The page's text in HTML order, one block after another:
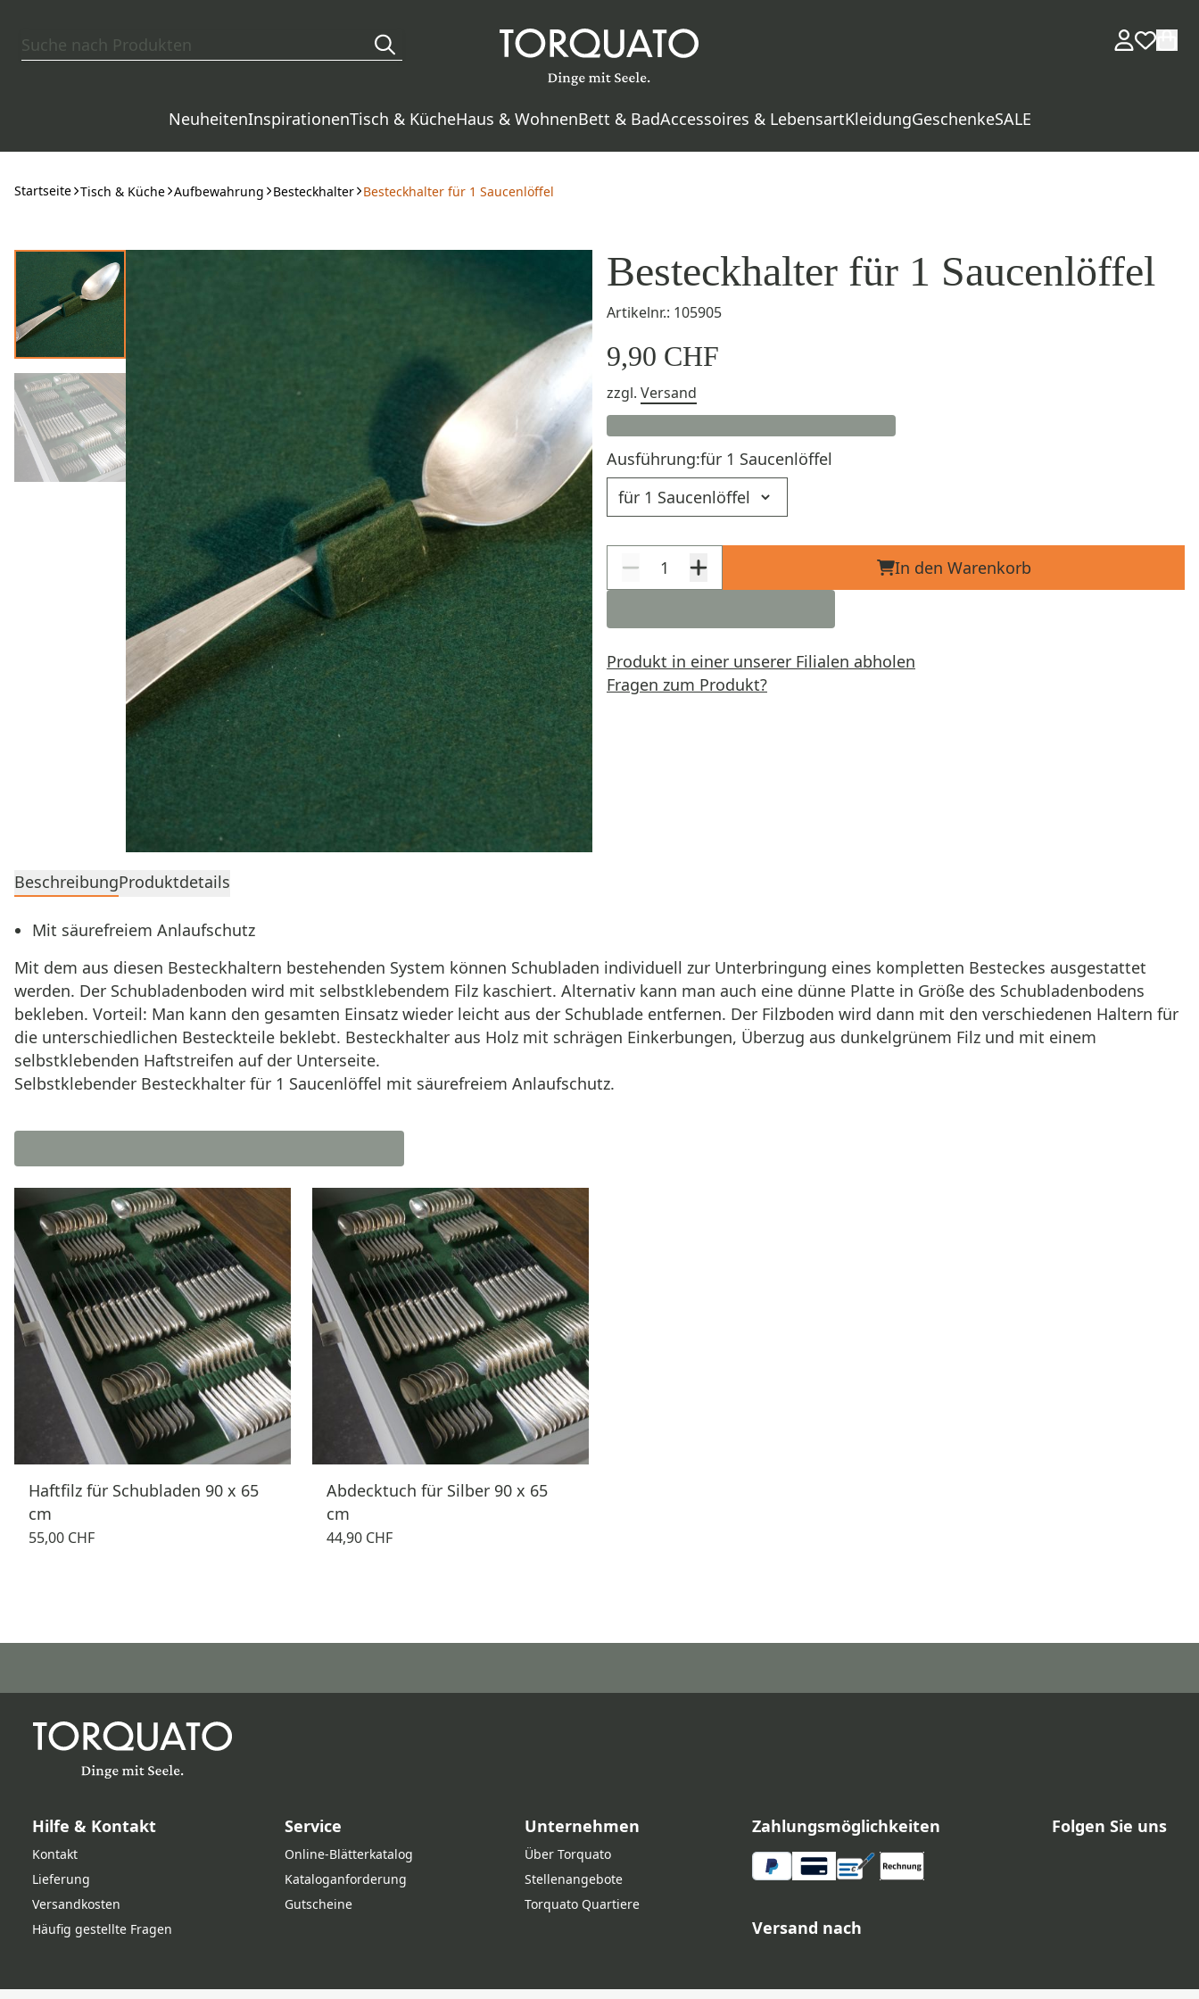
NeuheitenInspirationenTisch & KücheHaus & WohnenBett & BadAccessoires & LebensartKleidungGeschenkeSALE
Startseite Tisch & Küche Aufbewahrung Besteckhalter Besteckhalter für 1 Saucenlöffel
Besteckhalter für 1 Saucenlöffel
Artikelnr.: 105905
9,90 CHF
zzgl. Versand
Ausführung:für 1 Saucenlöffel
In den Warenkorb
Produkt in einer unserer Filialen abholen
Fragen zum Produkt?
BeschreibungProduktdetails
Mit säurefreiem Anlaufschutz
Mit dem aus diesen Besteckhaltern bestehenden System können Schubladen individuell zur Unterbringung eines kompletten Besteckes ausgestattet
werden. Der Schubladenboden wird mit selbstklebendem Filz kaschiert. Alternativ kann man auch eine dünne Platte in Größe des Schubladenbodens
bekleben. Vorteil: Man kann den gesamten Einsatz wieder leicht aus der Schublade entfernen. Der Filzboden wird dann mit den verschiedenen Haltern für
die unterschiedlichen Besteckteile beklebt. Besteckhalter aus Holz mit schrägen Einkerbungen, Überzug aus dunkelgrünem Filz und mit einem
selbstklebenden Haftstreifen auf der Unterseite.
Selbstklebender Besteckhalter für 1 Saucenlöffel mit säurefreiem Anlaufschutz.
Haftfilz für Schubladen 90 x 65
cm
55,00 CHF
Abdecktuch für Silber 90 x 65
cm
44,90 CHF
Hilfe & Kontakt
Kontakt
Lieferung
Versandkosten
Häufig gestellte Fragen
Service
Online‑Blätterkatalog
Kataloganforderung
Gutscheine
Unternehmen
Über Torquato
Stellenangebote
Torquato Quartiere
Zahlungsmöglichkeiten
Versand nach
Folgen Sie uns